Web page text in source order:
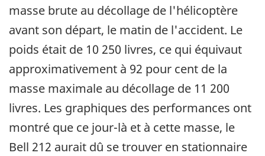
masse brute au décollage de l'hélicoptère
avant son départ, le matin de l'accident. Le
poids était de 10 250 livres, ce qui équivaut
approximativement à 92 pour cent de la
masse maximale au décollage de 11 200
livres. Les graphiques des performances ont
montré que ce jour-là et à cette masse, le
Bell 212 aurait dû se trouver en stationnaire